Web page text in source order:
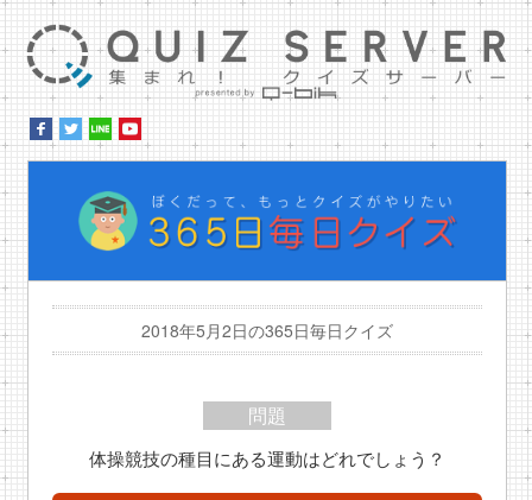
2018年5月2日の365日毎日クイズ
問題
体操競技の種目にある運動はどれでしょう？